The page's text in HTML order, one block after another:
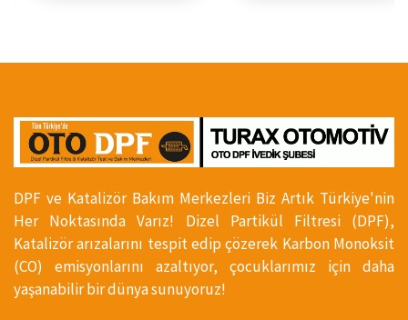
DPF ve Katalizör Bakım Merkezleri Biz Artık Türkiye'nin
Her Noktasında Varız! Dizel Partikül Filtresi (DPF),
Katalizör arızalarını tespit edip çözerek Karbon Monoksit
(CO) emisyonlarını azaltıyor, çocuklarımız için daha
yaşanabilir bir dünya sunuyoruz!